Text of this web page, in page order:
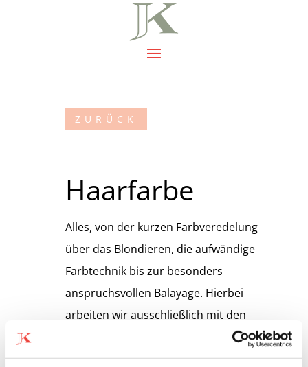
ZURÜCK
Haarfarbe
Alles, von der kurzen Farbveredelung
über das Blondieren, die aufwändige
Farbtechnik bis zur besonders
anspruchsvollen Balayage. Hierbei
arbeiten wir ausschließlich mit den
Biosthétique. Inklusive Waschen,